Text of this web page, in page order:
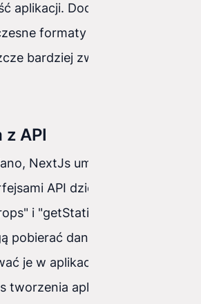
aplikacji. Dodatkowo, NextJs
formaty obrazów, takie
bardziej zwiększa szybkość
API
NextJs umożliwia łatwą
API dzięki funkcjom
i "getStaticProps".
pobierać dane z dowolnego
je w aplikacji, co znacznie
tworzenia aplikacji opartych